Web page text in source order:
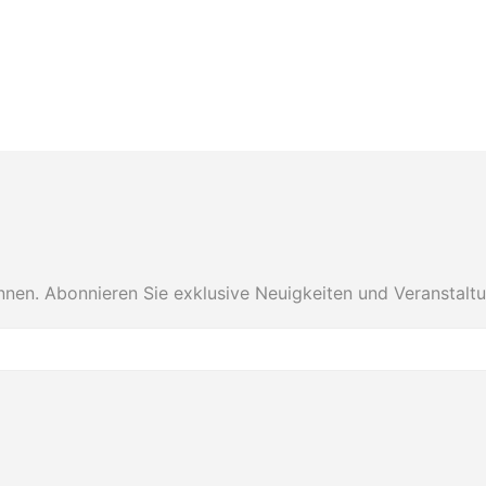
Abonnieren Sie exklusive Neuigkeiten und